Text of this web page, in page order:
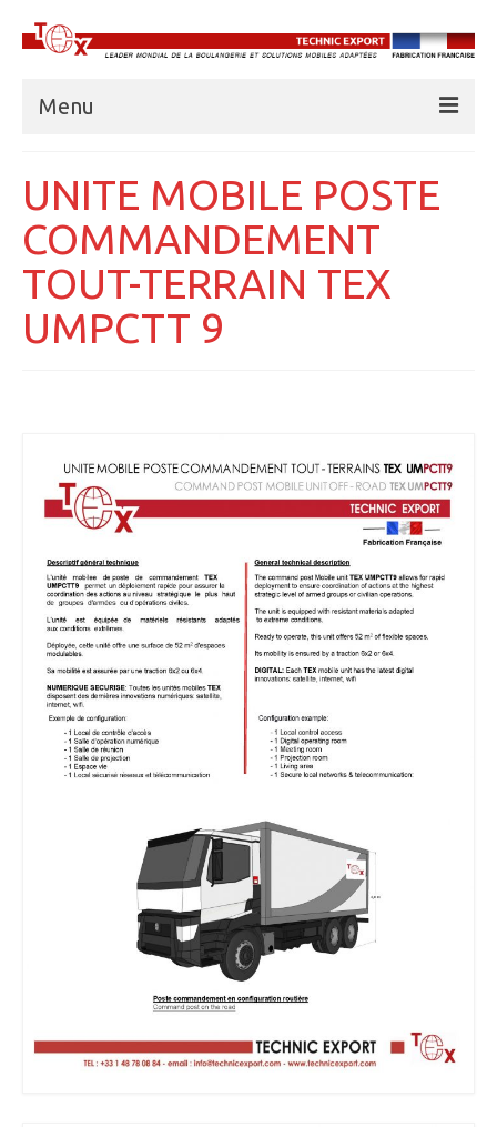
Menu
BOULANGERIES
CUISINES
UNITÉS FRIGORIFIQUES
EAU
FORMATION PROFESSIONNELLE
MEDICAL
SECURITE
EVENEMENTS
MEDIAS
CONTACT
FR/EN
UNITE MOBILE POSTE
COMMANDEMENT
TOUT-TERRAIN TEX
UMPCTT 9